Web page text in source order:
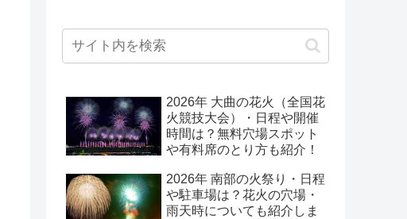
2026年 大曲の花火（全国花
火競技大会）・日程や開催
時間は？無料穴場スポット
や有料席のとり方も紹介！
2026年 南部の火祭り・日程
や駐車場は？花火の穴場・
雨天時についても紹介しま